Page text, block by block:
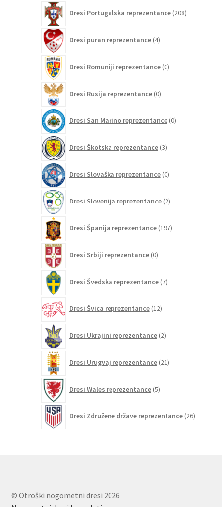
Dresi Portugalska reprezentance 208izdelkov
Dresi puran reprezentance 4izdelki
Dresi Romuniji reprezentance 0izdelkov
Dresi Rusija reprezentance 0izdelkov
Dresi San Marino reprezentance 0izdelkov
Dresi Škotska reprezentance 3izdelki
Dresi Slovaška reprezentance 0izdelkov
Dresi Slovenija reprezentance 2izdelka
Dresi Španija reprezentance 197izdelkov
Dresi Srbiji reprezentance 0izdelkov
Dresi Švedska reprezentance 7izdelkov
Dresi Švica reprezentance 12izdelkov
Dresi Ukrajini reprezentance 2izdelka
Dresi Urugvaj reprezentance 21izdelkov
Dresi Wales reprezentance 5izdelkov
Dresi Združene države reprezentance 26izdelkov
© Otroški nogometni dresi 2026